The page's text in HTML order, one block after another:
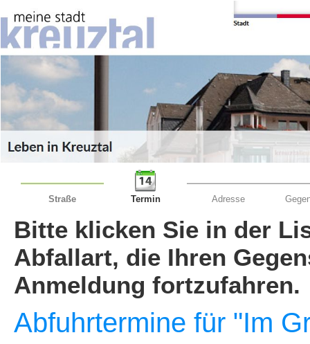
Straße Termin Adresse
Bitte klicken Sie in der
Abfallart, die Ihren
Anmeldung fortzufahren.
Abfuhrtermine für "Im